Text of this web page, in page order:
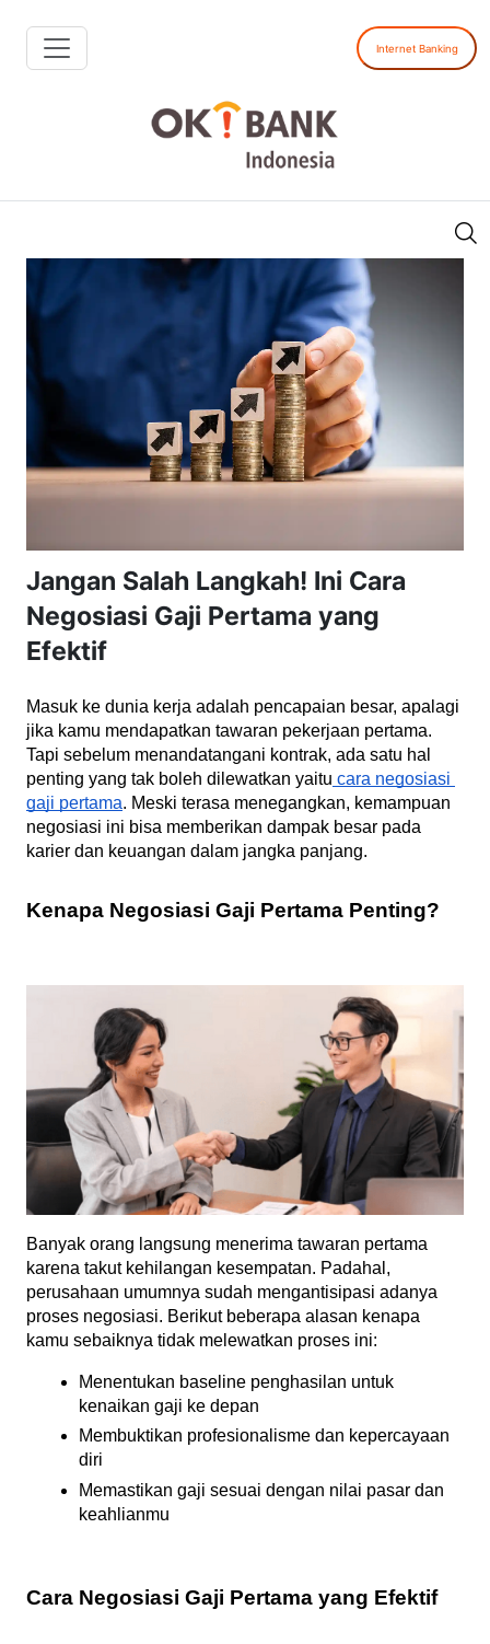
Internet Banking
Jangan Salah Langkah! Ini Cara
Negosiasi Gaji Pertama yang
Efektif
Masuk ke dunia kerja adalah pencapaian besar, apalagi
jika kamu mendapatkan tawaran pekerjaan pertama.
Tapi sebelum menandatangani kontrak, ada satu hal
penting yang tak boleh dilewatkan yaitu cara negosiasi
gaji pertama. Meski terasa menegangkan, kemampuan
negosiasi ini bisa memberikan dampak besar pada
karier dan keuangan dalam jangka panjang.
Kenapa Negosiasi Gaji Pertama Penting?
Banyak orang langsung menerima tawaran pertama
karena takut kehilangan kesempatan. Padahal,
perusahaan umumnya sudah mengantisipasi adanya
proses negosiasi. Berikut beberapa alasan kenapa
kamu sebaiknya tidak melewatkan proses ini:
Menentukan baseline penghasilan untuk
kenaikan gaji ke depan
Membuktikan profesionalisme dan kepercayaan
diri
Memastikan gaji sesuai dengan nilai pasar dan
keahlianmu
Cara Negosiasi Gaji Pertama yang Efektif